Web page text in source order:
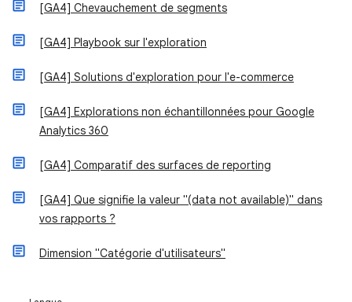
[GA4] Chevauchement de segments
[GA4] Playbook sur l'exploration
[GA4] Solutions d'exploration pour l'e-commerce
[GA4] Explorations non échantillonnées pour Google
Analytics 360
[GA4] Comparatif des surfaces de reporting
[GA4] Que signifie la valeur "(data not available)" dans
vos rapports ?
Dimension "Catégorie d'utilisateurs"